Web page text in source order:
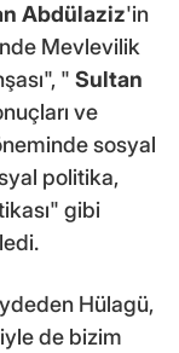
Abdülaziz'in
Mevlevilik
" Sultan
ve
sosyal
politika,
gibi
Hülagü,
de bizim